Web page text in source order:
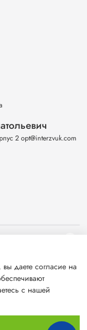
2 opt@interzvuk.com
даете согласие на
с нашей